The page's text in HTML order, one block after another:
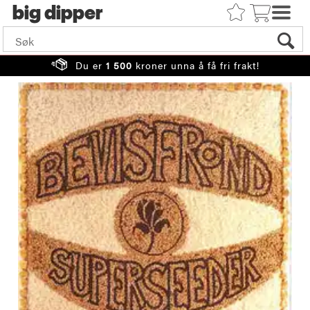
big
Du er 1 500 kroner unna å få fri frakt!